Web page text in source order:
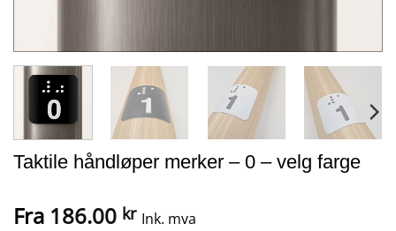
Taktile håndløper merker – 0 – velg farge
Fra 186.00 kr Ink. mva